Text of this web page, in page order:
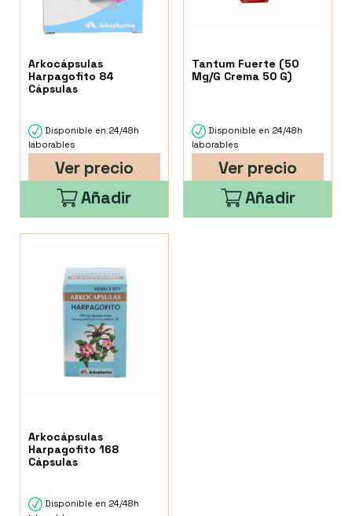
Arkocápsulas
Harpagofito 84
Cápsulas
Disponible en 24/48h
laborables
Ver precio
Añadir
Tantum Fuerte (50
Mg/G Crema 50 G)
Disponible en 24/48h
laborables
Ver precio
Añadir
Arkocápsulas
Harpagofito 168
Cápsulas
Disponible en 24/48h